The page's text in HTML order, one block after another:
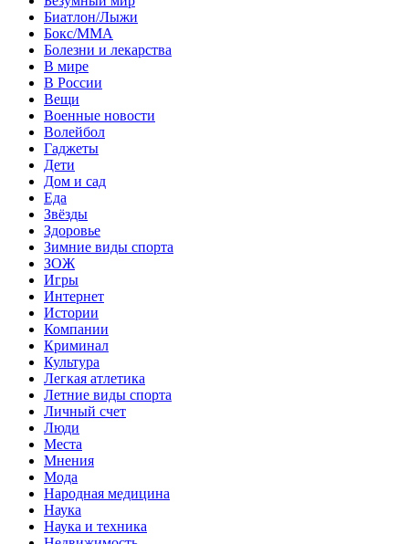
Биатлон/Лыжи
Бокс/MMA
Болезни и лекарства
В мире
В России
Вещи
Военные новости
Волейбол
Гаджеты
Дети
Дом и сад
Еда
Звёзды
Здоровье
Зимние виды спорта
ЗОЖ
Игры
Интернет
Истории
Компании
Криминал
Культура
Легкая атлетика
Летние виды спорта
Личный счет
Люди
Места
Мнения
Мода
Народная медицина
Наука
Наука и техника